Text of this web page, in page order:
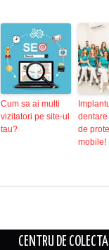
Cum sa ai multi
vizitatori pe site-ul
tau?
de
mobile!
CENTRU DE